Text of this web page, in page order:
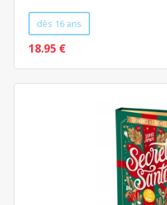
dès 16 ans
18.95 €